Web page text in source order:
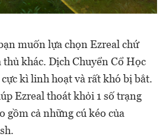
muốn lựa chọn Ezreal chứ
khác. Dịch Chuyển Cổ Học
kì linh hoạt và rất khó bị bắt.
Ezreal thoát khỏi 1 số trạng
gồm cả những cú kéo của